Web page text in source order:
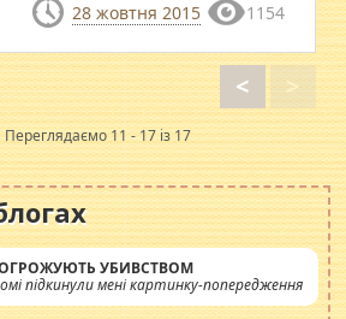
28 жовтня 2015 1154
< >
Переглядаємо 11 - 17 із 17
УБИВСТВОМ
підкинули мені картинку-попередження